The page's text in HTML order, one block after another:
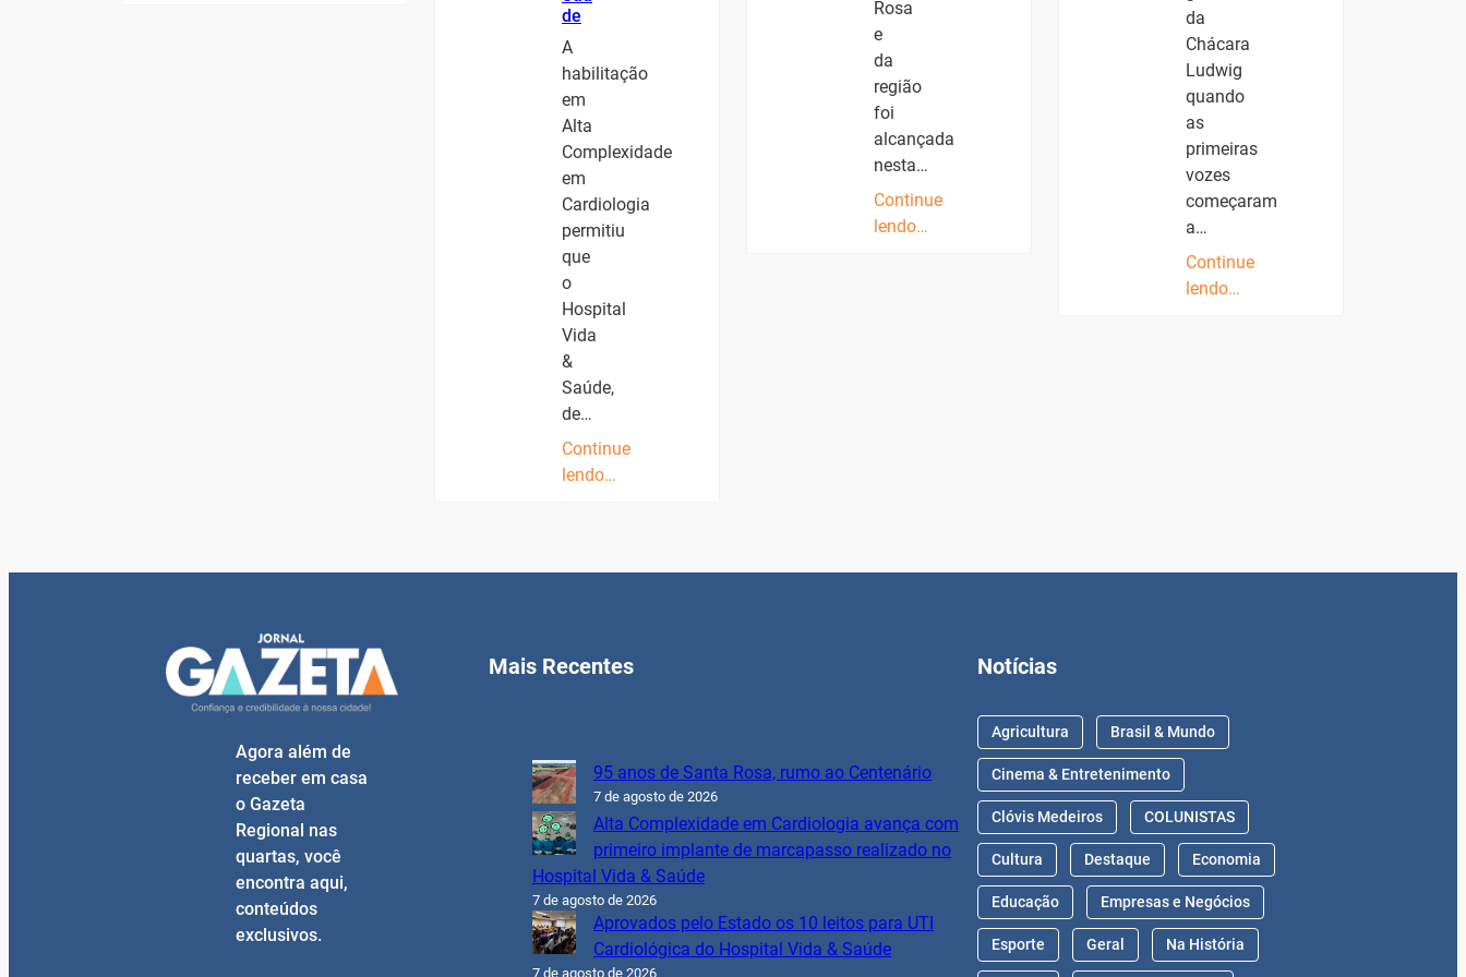
de
A
habilitação
em
Alta
Complexidade
em
Cardiologia
permitiu
que
o
Hospital
Vida
&
Saúde,
de…
Continue
lendo…
Rosa
e
da
região
foi
alcançada
nesta…
Continue
lendo…
da
Chácara
Ludwig
quando
as
primeiras
vozes
começaram
a…
Continue
lendo…
Agora além de
receber em casa
o Gazeta
Regional nas
quartas, você
encontra aqui,
conteúdos
exclusivos.
Mais Recentes
95 anos de Santa Rosa, rumo ao Centenário
7 de agosto de 2026
Alta Complexidade em Cardiologia avança com
primeiro implante de marcapasso realizado no
Hospital Vida & Saúde
7 de agosto de 2026
Aprovados pelo Estado os 10 leitos para UTI
Cardiológica do Hospital Vida & Saúde
7 de agosto de 2026
Notícias
Agricultura Brasil & Mundo
Cinema & Entretenimento
Clóvis Medeiros COLUNISTAS
Cultura Destaque Economia
Educação Empresas e Negócios
Esporte Geral Na História